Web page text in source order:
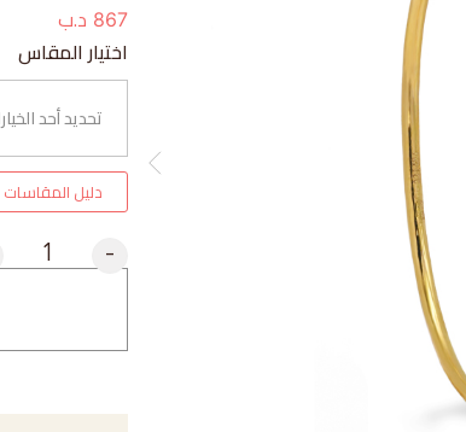
867 د.ب
اختيار المقاس
دليل المقاسات
-